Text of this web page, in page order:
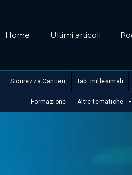
Home Ultimi articoli
Sicurezza Cantieri Tab. millesimali
Formazione Altre tematiche